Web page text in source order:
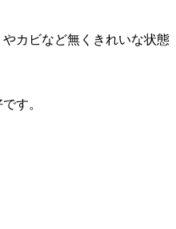
カビなど無くきれいな状態
す。